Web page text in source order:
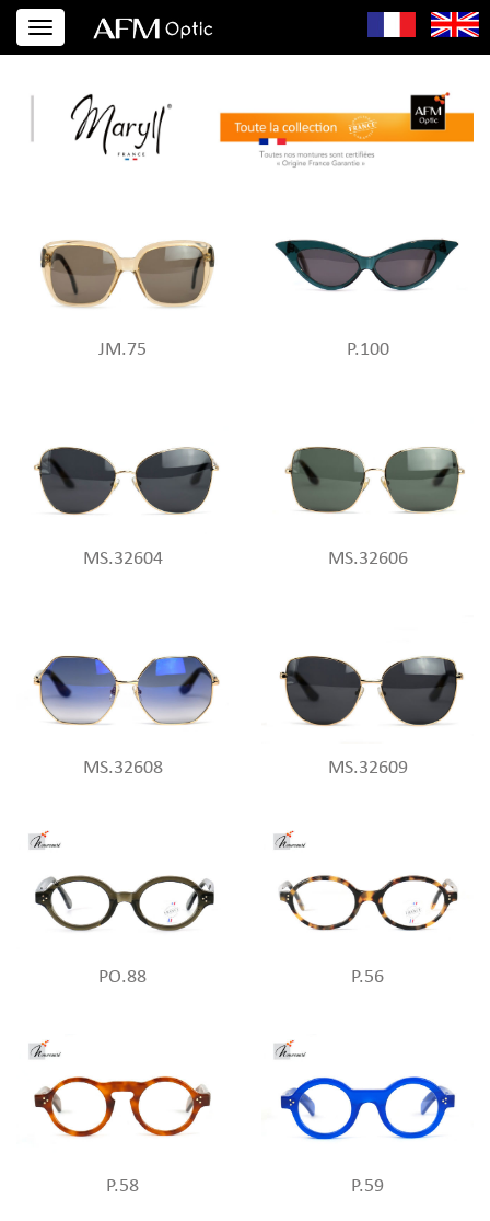
JM.75 P.100
MS.32604 MS.32606
MS.32608 MS.32609
PO.88 P.56
P.58 P.59